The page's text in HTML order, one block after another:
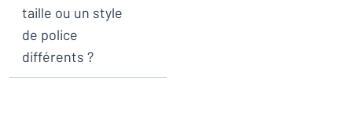
taille ou un style
de police
différents ?